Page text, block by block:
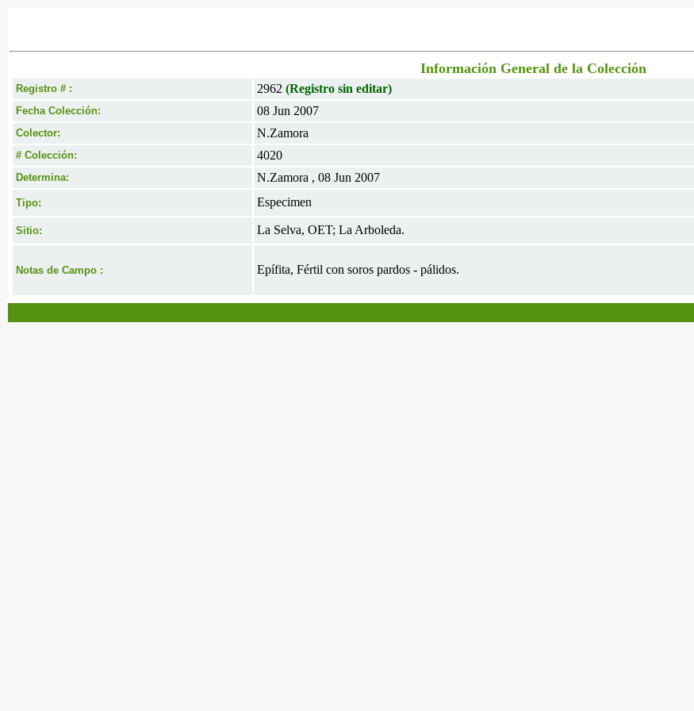
Información General de la Colección
Registro # : 2962 (Registro sin editar)
Fecha Colección: 08 Jun 2007
Colector: N.Zamora
# Colección: 4020
Determina: N.Zamora , 08 Jun 2007
Tipo: Especimen
Sitio: La Selva, OET; La Arboleda.
Notas de Campo : Epífita, Fértil con soros pardos - pálidos.